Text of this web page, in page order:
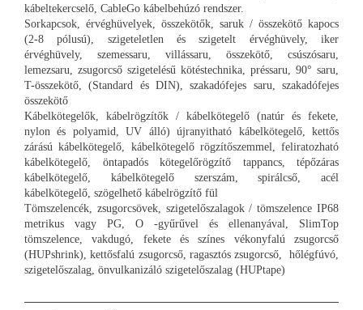
kábeltekercselő, CableGo kábelbehúzó rendszer.
Sorkapcsok, érvéghüvelyek, összekötők, saruk / összekötő kapocs
(2-8 pólusú), szigeteletlen és szigetelt érvéghüvely, iker
érvéghüvely, szemessaru, villássaru, összekötő, csúszósaru,
lemezsaru, zsugorcső szigetelésű kötéstechnika, préssaru, 90° saru,
T-összekötő, (Standard és DIN), szakadófejes saru, szakadófejes
összekötő
Kábelkötegelők, kábelrögzítők / kábelkötegelő (natúr és fekete,
nylon és polyamid, UV álló) újranyitható kábelkötegelő, kettős
zárású kábelkötegelő, kábelkötegelő rögzítőszemmel, feliratozható
kábelkötegelő, öntapadós kötegelőrögzítő tappancs, tépőzáras
kábelkötegelő, kábelkötegelő szerszám, spirálcső, acél
kábelkötegelő, szögelhető kábelrögzítő fül
Tömszelencék, zsugorcsövek, szigetelőszalagok / tömszelence IP68
metrikus vagy PG, O -gyűrűvel és ellenanyával, SlimTop
tömszelence, vakdugó, fekete és színes vékonyfalú zsugorcső
(HUPshrink), kettősfalú zsugorcső, ragasztós zsugorcső, hőlégfúvó,
szigetelőszalag, önvulkanizáló szigetelőszalag (HUPtape)